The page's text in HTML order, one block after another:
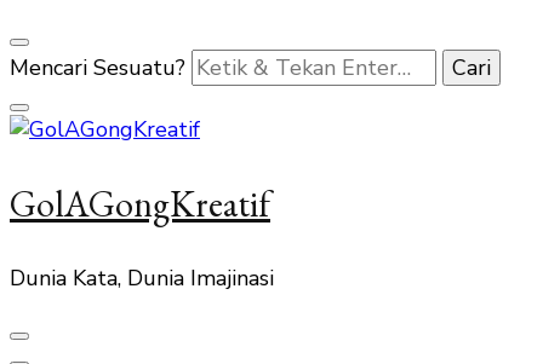
Mencari Sesuatu?
GolAGongKreatif
Dunia Kata, Dunia Imajinasi